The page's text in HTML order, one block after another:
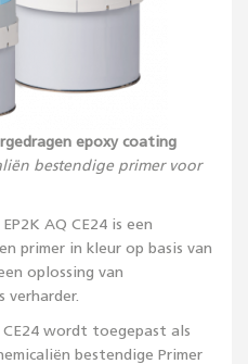
epoxy coating
bestendige primer voor
AQ CE24 is een
primer in kleur op basis van
oplossing van
verharder.
wordt toegepast als
bestendige Primer